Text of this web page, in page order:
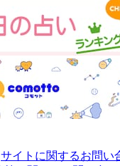
サイトに関するお問い